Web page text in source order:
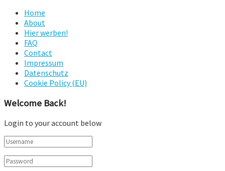
Home
About
Hier werben!
FAQ
Contact
Impressum
Datenschutz
Cookie Policy (EU)
Welcome Back!
Login to your account below